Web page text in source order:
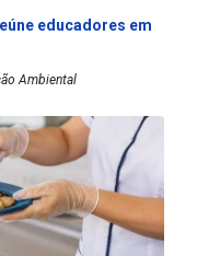
educadores em
Ambiental